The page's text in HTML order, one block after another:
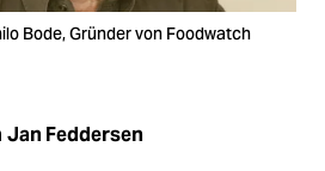
Bode, Gründer von Foodwatch
Jan Feddersen